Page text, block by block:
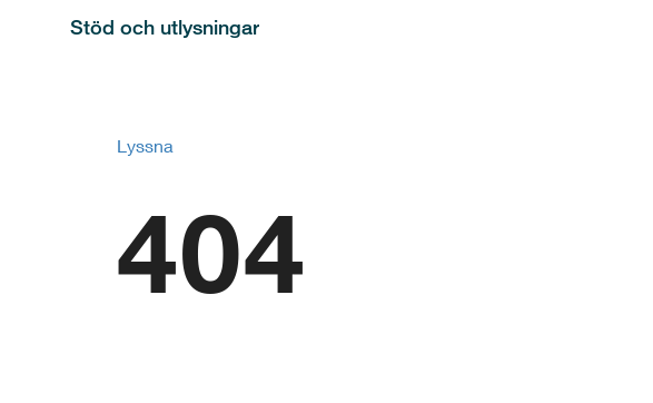
Stöd och utlysningar
Lyssna
404